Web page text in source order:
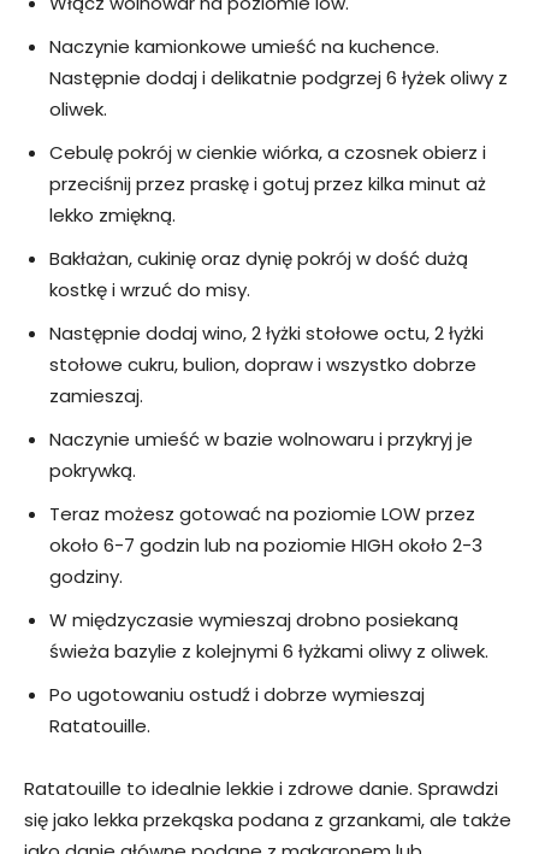
Naczynie kamionkowe umieść na kuchence.
Następnie dodaj i delikatnie podgrzej 6 łyżek oliwy z
oliwek.
Cebulę pokrój w cienkie wiórka, a czosnek obierz i
przeciśnij przez praskę i gotuj przez kilka minut aż
lekko zmiękną.
Bakłażan, cukinię oraz dynię pokrój w dość dużą
kostkę i wrzuć do misy.
Następnie dodaj wino, 2 łyżki stołowe octu, 2 łyżki
stołowe cukru, bulion, dopraw i wszystko dobrze
zamieszaj.
Naczynie umieść w bazie wolnowaru i przykryj je
pokrywką.
Teraz możesz gotować na poziomie LOW przez
około 6-7 godzin lub na poziomie HIGH około 2-3
godziny.
W międzyczasie wymieszaj drobno posiekaną
świeża bazylie z kolejnymi 6 łyżkami oliwy z oliwek.
Po ugotowaniu ostudź i dobrze wymieszaj
Ratatouille.
Ratatouille to idealnie lekkie i zdrowe danie. Sprawdzi
się jako lekka przekąska podana z grzankami, ale także